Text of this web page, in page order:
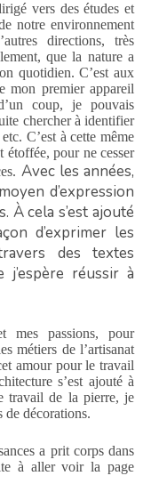
vers des études et
notre environnement
directions, très
que la nature a
quotidien. C’est aux
mon premier appareil
coup, je pouvais
chercher à identifier
C’est à cette même
étoffée, pour ne cesser
Avec les années,
d’expression
À cela s’est ajouté
d’exprimer les
des textes
j’espère réussir à
mes passions, pour
métiers de l’artisanat
amour pour le travail
s’est ajouté à
travail de la pierre, je
de décorations.
a prit corps dans
à aller voir la page